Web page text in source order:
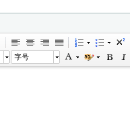
字号